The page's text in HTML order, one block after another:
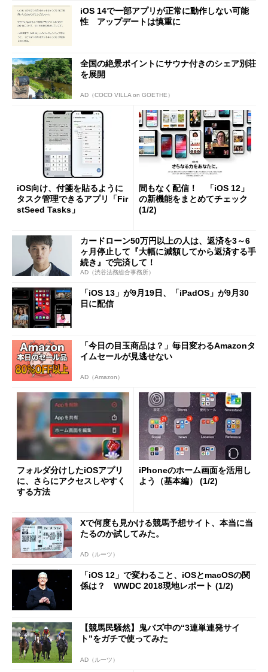
iOS 14で一部アプリが正常に動作しない可能
性 アップデートは慎重に
全国の絶景ポイントにサウナ付きのシェア別荘
を展開
AD（COCO VILLA on GOETHE）
iOS向け、付箋を貼るように
タスク管理できるアプリ「Fir
stSeed Tasks」
間もなく配信！ 「iOS 12」
の新機能をまとめてチェック
(1/2)
カードローン50万円以上の人は、返済を3～6
ヶ月停止して『大幅に減額してから返済する手
続き』で完済して！
AD（渋谷法務総合事務所）
「iOS 13」が9月19日、「iPadOS」が9月30
日に配信
「今日の目玉商品は？」毎日変わるAmazonタ
イムセールが見逃せない
AD（Amazon）
フォルダ分けしたiOSアプリ
に、さらにアクセスしやすく
する方法
iPhoneのホーム画面を活用し
よう（基本編） (1/2)
Xで何度も見かける競馬予想サイト、本当に当
たるのか試してみた。
AD（ルーツ）
「iOS 12」で変わること、iOSとmacOSの関
係は？ WWDC 2018現地レポート (1/2)
【競馬民騒然】鬼バズ中の“3連単連発サイ
ト”をガチで使ってみた
AD（ルーツ）